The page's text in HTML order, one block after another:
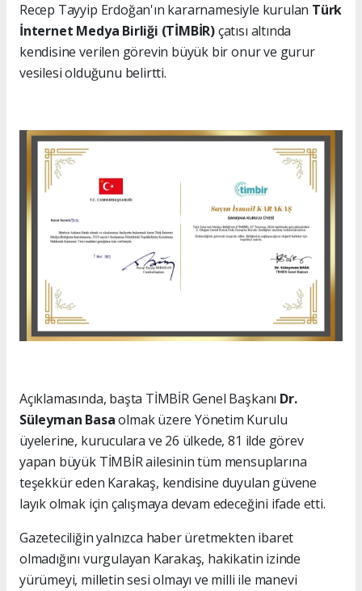
Recep Tayyip Erdoğan'ın kararnamesiyle kurulan Türk
İnternet Medya Birliği (TİMBİR)çatısı altında
kendisine verilen görevin büyük bir onur ve gurur
vesilesi olduğunu belirtti.
Açıklamasında, başta TİMBİR Genel Başkanı Dr.
Süleyman Basaolmak üzere Yönetim Kurulu
üyelerine, kuruculara ve 26 ülkede, 81 ilde görev
yapan büyük TİMBİR ailesinin tüm mensuplarına
teşekkür eden Karakaş, kendisine duyulan güvene
layık olmak için çalışmaya devam edeceğini ifade etti.
Gazeteciliğin yalnızca haber üretmekten ibaret
olmadığını vurgulayan Karakaş, hakikatin izinde
yürümeyi, milletin sesi olmayı ve milli ile manevi